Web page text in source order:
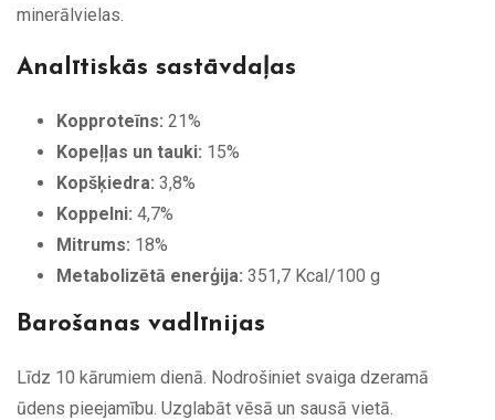
minerālvielas.
Analītiskās sastāvdaļas
Kopproteīns: 21%
Kopeļļas un tauki: 15%
Kopšķiedra: 3,8%
Koppelni: 4,7%
Mitrums: 18%
Metabolizētā enerģija: 351,7 Kcal/100 g
Barošanas vadlīnijas
Līdz 10 kārumiem dienā. Nodrošiniet svaiga dzeramā
ūdens pieejamību. Uzglabāt vēsā un sausā vietā.